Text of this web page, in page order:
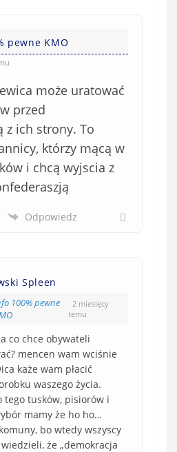
pewne KMO
może uratować
przed
z ich strony. To
którzy mącą w
i chcą wyjscia z
Odpowiedz
Spleen
100% pewne
2 miesięcy
temu
co chce obywateli
mencen wam wciśnie
każe wam płacić
waszego życia.
tego tusków, pisiorów i
mamy że ho ho…
bo wtedy wszyscy
że „demokracja